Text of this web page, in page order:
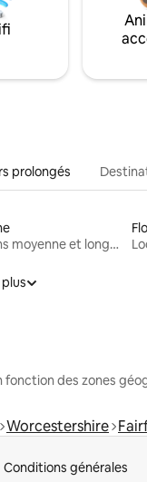
prolongés
Locations moyenne et longue durée
fonction des zones
Worcestershire
Conditions générales